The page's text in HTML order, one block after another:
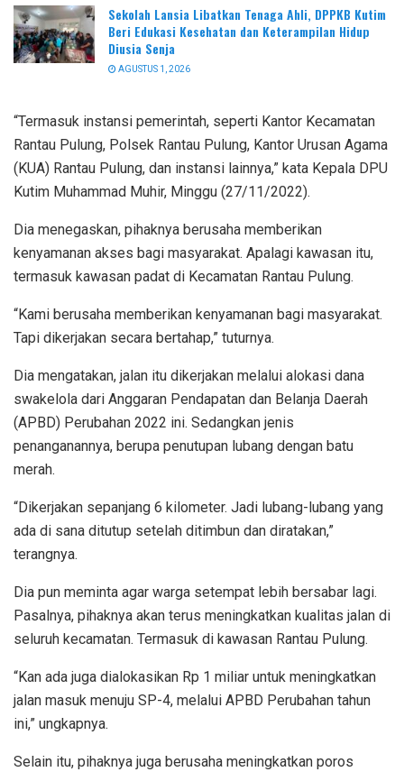
Sekolah Lansia Libatkan Tenaga Ahli, DPPKB Kutim
Beri Edukasi Kesehatan dan Keterampilan Hidup
Diusia Senja
AGUSTUS 1, 2026
“Termasuk instansi pemerintah, seperti Kantor Kecamatan
Rantau Pulung, Polsek Rantau Pulung, Kantor Urusan Agama
(KUA) Rantau Pulung, dan instansi lainnya,” kata Kepala DPU
Kutim Muhammad Muhir, Minggu (27/11/2022).
Dia menegaskan, pihaknya berusaha memberikan
kenyamanan akses bagi masyarakat. Apalagi kawasan itu,
termasuk kawasan padat di Kecamatan Rantau Pulung.
“Kami berusaha memberikan kenyamanan bagi masyarakat.
Tapi dikerjakan secara bertahap,” tuturnya.
Dia mengatakan, jalan itu dikerjakan melalui alokasi dana
swakelola dari Anggaran Pendapatan dan Belanja Daerah
(APBD) Perubahan 2022 ini. Sedangkan jenis
penanganannya, berupa penutupan lubang dengan batu
merah.
“Dikerjakan sepanjang 6 kilometer. Jadi lubang-lubang yang
ada di sana ditutup setelah ditimbun dan diratakan,”
terangnya.
Dia pun meminta agar warga setempat lebih bersabar lagi.
Pasalnya, pihaknya akan terus meningkatkan kualitas jalan di
seluruh kecamatan. Termasuk di kawasan Rantau Pulung.
“Kan ada juga dialokasikan Rp 1 miliar untuk meningkatkan
jalan masuk menuju SP-4, melalui APBD Perubahan tahun
ini,” ungkapnya.
Selain itu, pihaknya juga berusaha meningkatkan poros